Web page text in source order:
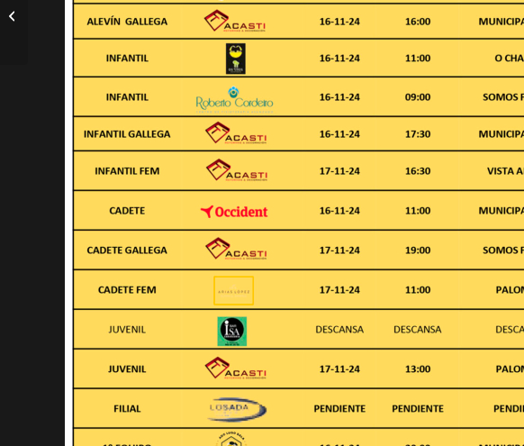
do Inagroup El Ejido
Futsal e suma